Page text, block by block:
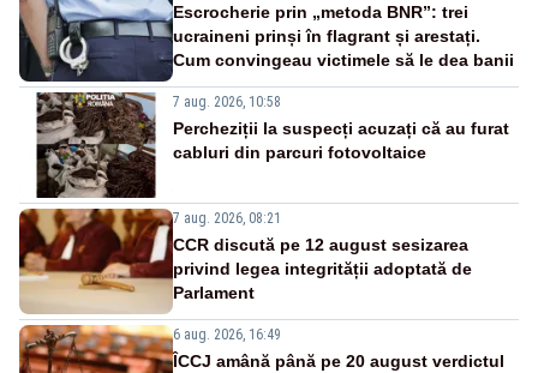
Escrocherie prin „metoda BNR”: trei
ucraineni prinși în flagrant și arestați.
Cum convingeau victimele să le dea banii
7 aug. 2026, 10:58
Percheziții la suspecți acuzați că au furat
cabluri din parcuri fotovoltaice
7 aug. 2026, 08:21
CCR discută pe 12 august sesizarea
privind legea integrității adoptată de
Parlament
6 aug. 2026, 16:49
ÎCCJ amână până pe 20 august verdictul